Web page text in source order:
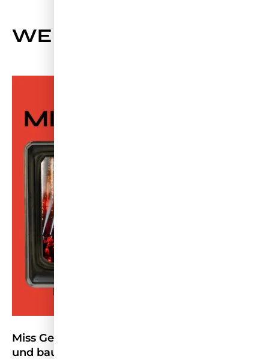
WEITERE NEWS
Miss Germany stellt Wettbewerb neu auf
und baut TV-Präsenz aus – HORIZONT